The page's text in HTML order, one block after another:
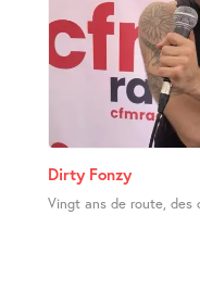
Dirty Fonzy
Vingt ans de route, des